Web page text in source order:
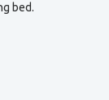
bed.